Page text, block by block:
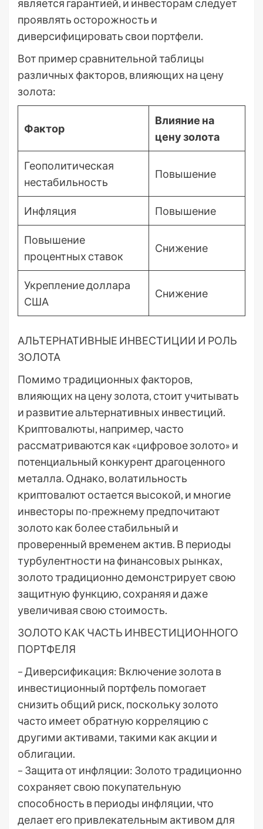
является гарантией, и инвесторам следует
проявлять осторожность и
диверсифицировать свои портфели.
Вот пример сравнительной таблицы
различных факторов, влияющих на цену
золота:
Фактор
Влияние на
цену золота
Геополитическая
нестабильность
Повышение
Инфляция Повышение
Повышение
процентных ставок
Снижение
Укрепление доллара
США
Снижение
АЛЬТЕРНАТИВНЫЕ ИНВЕСТИЦИИ И РОЛЬ
ЗОЛОТА
Помимо традиционных факторов,
влияющих на цену золота, стоит учитывать
и развитие альтернативных инвестиций.
Криптовалюты, например, часто
рассматриваются как «цифровое золото» и
потенциальный конкурент драгоценного
металла. Однако, волатильность
криптовалют остается высокой, и многие
инвесторы по-прежнему предпочитают
золото как более стабильный и
проверенный временем актив. В периоды
турбулентности на финансовых рынках,
золото традиционно демонстрирует свою
защитную функцию, сохраняя и даже
увеличивая свою стоимость.
ЗОЛОТО КАК ЧАСТЬ ИНВЕСТИЦИОННОГО
ПОРТФЕЛЯ
– Диверсификация: Включение золота в
инвестиционный портфель помогает
снизить общий риск, поскольку золото
часто имеет обратную корреляцию с
другими активами, такими как акции и
облигации.
– Защита от инфляции: Золото традиционно
сохраняет свою покупательную
способность в периоды инфляции, что
делает его привлекательным активом для